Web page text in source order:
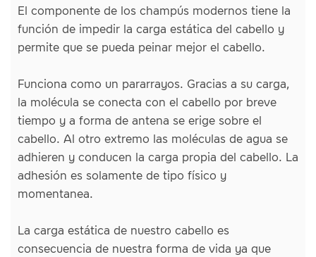
El componente de los champús modernos tiene la
función de impedir la carga estática del cabello y
permite que se pueda peinar mejor el cabello.
Funciona como un pararrayos. Gracias a su carga,
la molécula se conecta con el cabello por breve
tiempo y a forma de antena se erige sobre el
cabello. Al otro extremo las moléculas de agua se
adhieren y conducen la carga propia del cabello. La
adhesión es solamente de tipo físico y
momentanea.
La carga estática de nuestro cabello es
consecuencia de nuestra forma de vida ya que